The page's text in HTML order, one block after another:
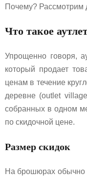
Почему? Рассмотрим
Что такое
Упрощенно говоря,
который продает
ценам в течение
деревне (outlet
собранных в одном
по скидочной цене.
Размер скидок
На брошюрах обычно